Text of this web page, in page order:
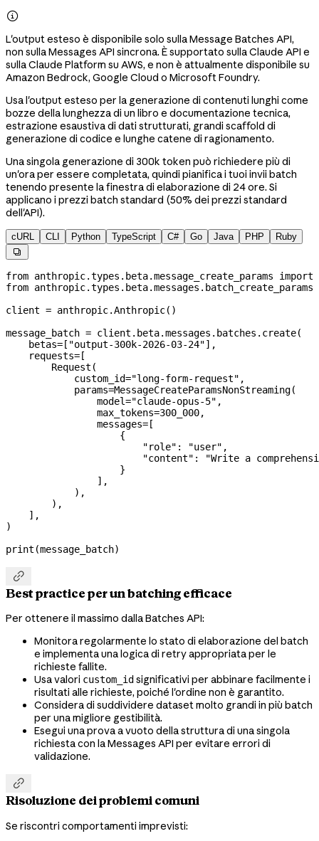

L'output esteso è disponibile solo sulla Message Batches API,
non sulla Messages API sincrona. È supportato sulla Claude API e
sulla Claude Platform su AWS, e non è attualmente disponibile su
Amazon Bedrock, Google Cloud o Microsoft Foundry.
Usa l'output esteso per la generazione di contenuti lunghi come
bozze della lunghezza di un libro e documentazione tecnica,
estrazione esaustiva di dati strutturati, grandi scaffold di
generazione di codice e lunghe catene di ragionamento.
Una singola generazione di 300k token può richiedere più di
un'ora per essere completata, quindi pianifica i tuoi invii batch
tenendo presente la finestra di elaborazione di 24 ore. Si
applicano i prezzi batch standard (50% dei prezzi standard
dell'API).
cURL CLI Python TypeScript C# Go Java PHP Ruby

from anthropic.types.beta.message_create_params import
from anthropic.types.beta.messages.batch_create_params
client = anthropic.Anthropic()
message_batch = client.beta.messages.batches.create(
    betas
= [ "output-300k-2026-03-24"],
    requests
= [
        Request(
            custom_id
="long-form-request" ,
            params
=MessageCreateParamsNonStreaming(
                model
="claude-opus-5" ,
                max_tokens
=300_000,
                messages
= [
                    {
                        "role"
: "user" ,
                        "content"
:
"Write a
                    }
                ],
            ),
        ),
    ],
)
print (message_batch)

Best practice per un batching efficace
Per ottenere il massimo dalla Batches API:
Monitora regolarmente lo stato di elaborazione del batch
e implementa una logica di retry appropriata per le
richieste fallite.
Usa valori custom_id significativi per abbinare facilmente i
risultati alle richieste, poiché l'ordine non è garantito.
Considera di suddividere dataset molto grandi in più batch
per una migliore gestibilità.
Esegui una prova a vuoto della struttura di una singola
richiesta con la Messages API per evitare errori di
validazione.

Risoluzione dei problemi comuni
Se riscontri comportamenti imprevisti: